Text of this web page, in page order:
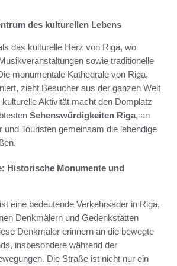
des kulturellen Lebens
das kulturelle Herz von Riga, wo
sowie traditionelle
monumentale Kathedrale von Riga,
zieht Besucher aus der ganzen Welt
Aktivität macht den Domplatz
Sehenswürdigkeiten Riga, an
und Touristen gemeinsam die lebendige
Historische Monumente und
eine bedeutende Verkehrsader in Riga,
Denkmälern und Gedenkstätten
Denkmäler erinnern an die bewegte
insbesondere während der
Die Straße ist nicht nur ein